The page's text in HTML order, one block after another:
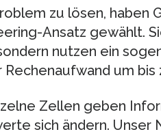
zu lösen, haben
Ansatz gewählt.
nutzen ein
Rechenaufwand um
Zellen geben
sich ändern. Unser